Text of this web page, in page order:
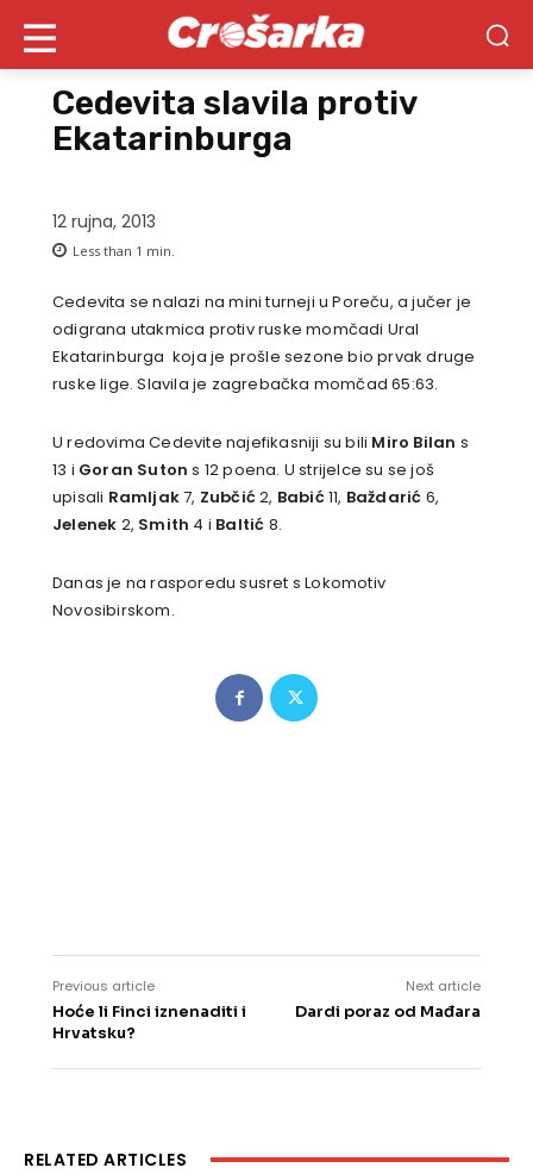
Cedevita slavila protiv
Ekatarinburga
12 rujna, 2013
Less than 1 min.
Cedevita se nalazi na mini turneji u Poreču, a jučer je
odigrana utakmica protiv ruske momčadi Ural
Ekatarinburga koja je prošle sezone bio prvak druge
ruske lige. Slavila je zagrebačka momčad 65:63.
U redovima Cedevite najefikasniji su bili Miro Bilan s
13 i Goran Suton s 12 poena. U strijelce su se još
upisali Ramljak7, Zubčić2, Babić11, Baždarić 6,
Jelenek 2, Smith 4 i Baltić 8.
Danas je na rasporedu susret s Lokomotiv
Novosibirskom.
Previous article
Hoće li Finci iznenaditi i
Hrvatsku?
Next article
Dardi poraz od Mađara
RELATED ARTICLES